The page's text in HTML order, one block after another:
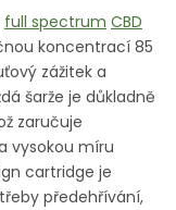
full spectrum CBD
koncentrací 85
zážitek a
šarže je důkladně
zaručuje
vysokou míru
cartridge je
předehřívání,